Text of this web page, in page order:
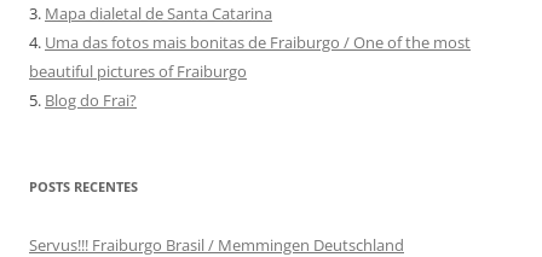
3. Mapa dialetal de Santa Catarina
4. Uma das fotos mais bonitas de Fraiburgo / One of the most
beautiful pictures of Fraiburgo
5. Blog do Frai?
POSTS RECENTES
Servus!!! Fraiburgo Brasil / Memmingen Deutschland